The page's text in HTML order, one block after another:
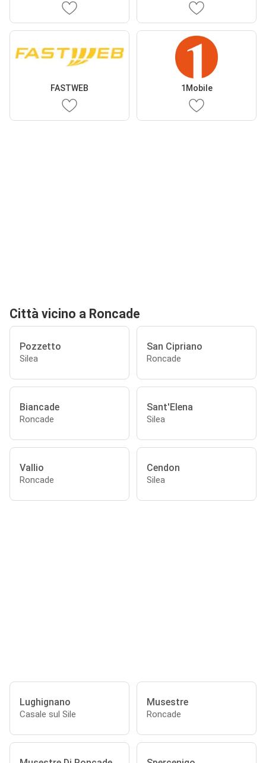
FASTWEB 1Mobile
Città vicino a Roncade
Pozzetto
Silea
San Cipriano
Roncade
Biancade
Roncade
Sant'Elena
Silea
Vallio
Roncade
Cendon
Silea
Lughignano
Casale sul Sile
Musestre
Roncade